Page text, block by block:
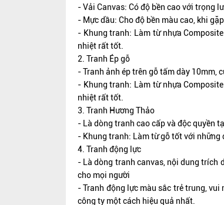
- Vải Canvas: Có độ bền cao với trọng
- Mực dầu: Cho độ bền màu cao, khi
- Khung tranh: Làm từ nhựa
nhiệt rất tốt.
2. Tranh Ép gỗ
- Tranh ảnh ép trên gỗ tấm dày 10mm,
- Khung tranh: Làm từ nhựa
nhiệt rất tốt.
3. Tranh Hương Thảo
- Là dòng tranh cao cấp và độc quyền
- Khung tranh: Làm từ gỗ tốt với những
4. Tranh động lực
- Là dòng tranh canvas, nội dung trích
cho mọi người
- Tranh động lực màu sắc trẻ trung,
công ty một cách hiệu quả nhất.